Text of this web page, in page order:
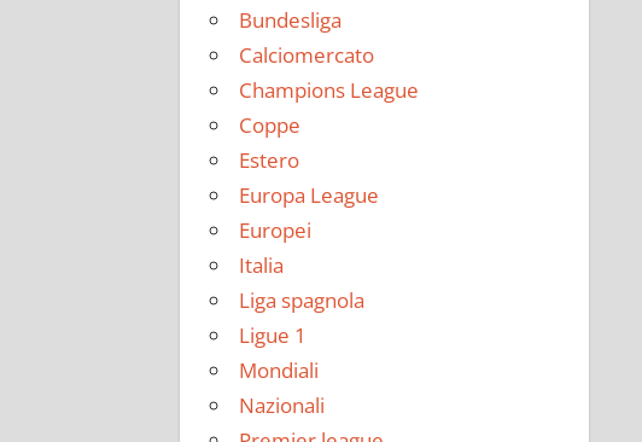
Bundesliga
Calciomercato
Champions League
Coppe
Estero
Europa League
Europei
Italia
Liga spagnola
Ligue 1
Mondiali
Nazionali